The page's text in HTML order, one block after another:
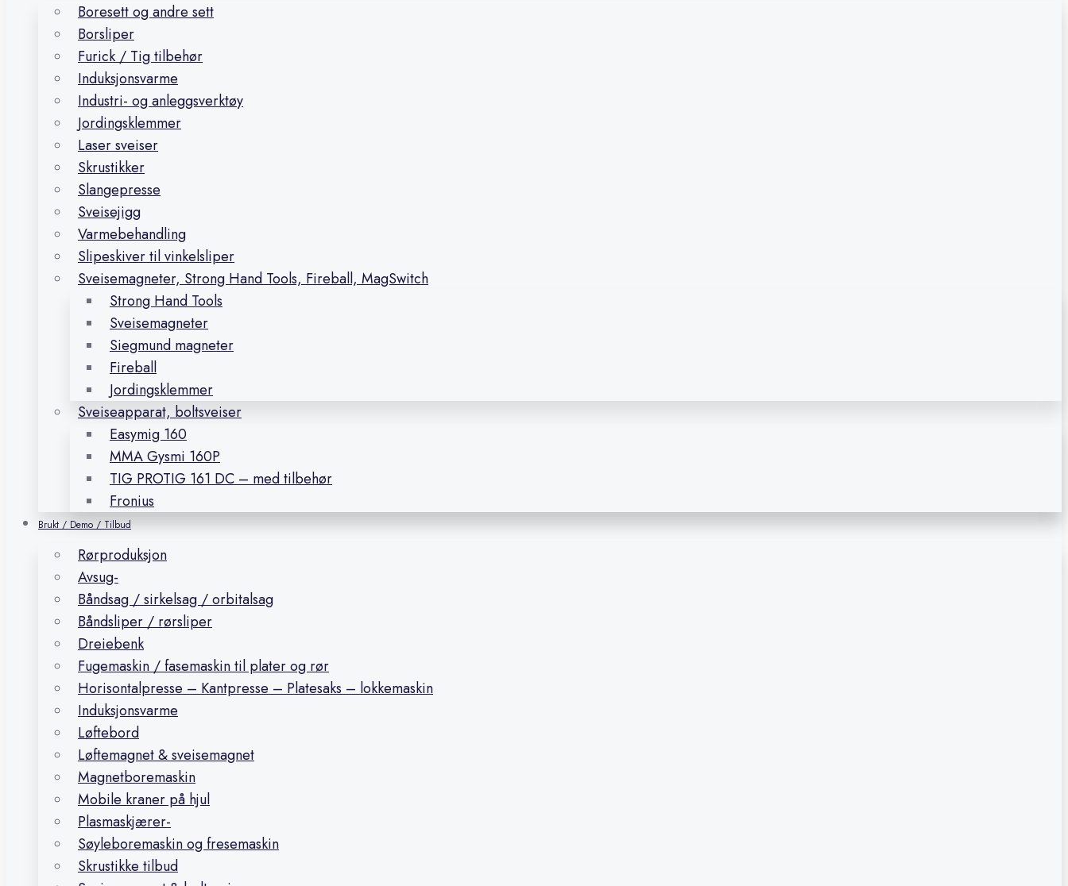
Boresett og andre sett
Borsliper
Furick / Tig tilbehør
Induksjonsvarme
Industri- og anleggsverktøy
Jordingsklemmer
Laser sveiser
Skrustikker
Slangepresse
Sveisejigg
Varmebehandling
Slipeskiver til vinkelsliper
Sveisemagneter, Strong Hand Tools, Fireball, MagSwitch
Strong Hand Tools
Sveisemagneter
Siegmund magneter
Fireball
Jordingsklemmer
Sveiseapparat, boltsveiser
Easymig 160
MMA Gysmi 160P
TIG PROTIG 161 DC – med tilbehør
Fronius
Brukt / Demo / Tilbud
Rørproduksjon
Avsug-
Båndsag / sirkelsag / orbitalsag
Båndsliper / rørsliper
Dreiebenk
Fugemaskin / fasemaskin til plater og rør
Horisontalpresse – Kantpresse – Platesaks – lokkemaskin
Induksjonsvarme
Løftebord
Løftemagnet & sveisemagnet
Magnetboremaskin
Mobile kraner på hjul
Plasmaskjærer-
Søyleboremaskin og fresemaskin
Skrustikke tilbud